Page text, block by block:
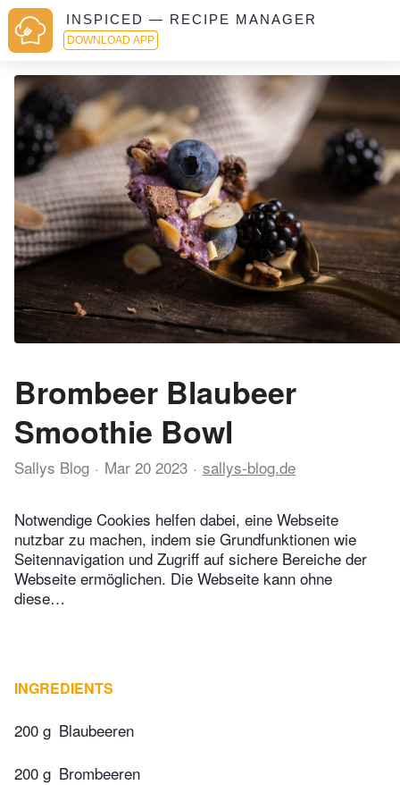
INSPICED — RECIPE MANAGER
DOWNLOAD APP
Brombeer Blaubeer
Smoothie Bowl
Sallys Blog Mar 20 2023 sallys-blog.de
Notwendige Cookies helfen dabei, eine Webseite
nutzbar zu machen, indem sie Grundfunktionen wie
Seitennavigation und Zugriff auf sichere Bereiche der
Webseite ermöglichen. Die Webseite kann ohne
diese…
INGREDIENTS
200 g Blaubeeren
200 g Brombeeren